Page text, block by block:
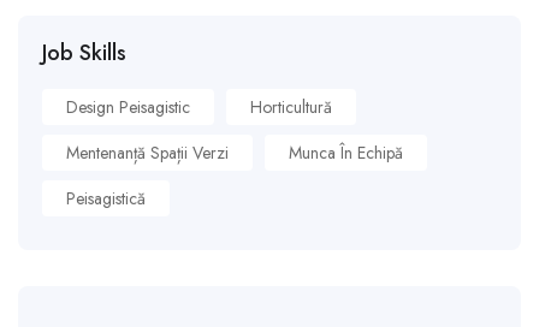
Job Skills
Design Peisagistic
Horticultură
Mentenanță Spații Verzi
Munca În Echipă
Peisagistică